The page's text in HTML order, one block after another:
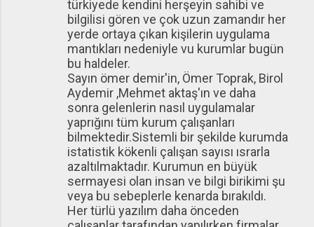
türkiyede kendini herşeyin sahibi ve
bilgilisi gören ve çok uzun zamandır her
yerde ortaya çıkan kişilerin uygulama
mantıkları nedeniyle vu kurumlar bugün
bu haldeler.
Sayın ömer demir'in, Ömer Toprak, Birol
Aydemir ,Mehmet aktaş'ın ve daha
sonra gelenlerin nasıl uygulamalar
yaprığını tüm kurum çalışanları
bilmektedir.Sistemli bir şekilde kurumda
istatistik kökenli çalışan sayısı ısrarla
azaltılmaktadır. Kurumun en büyük
sermayesi olan insan ve bilgi birikimi şu
veya bu sebeplerle kenarda bırakıldı.
Her türlü yazılım daha önceden